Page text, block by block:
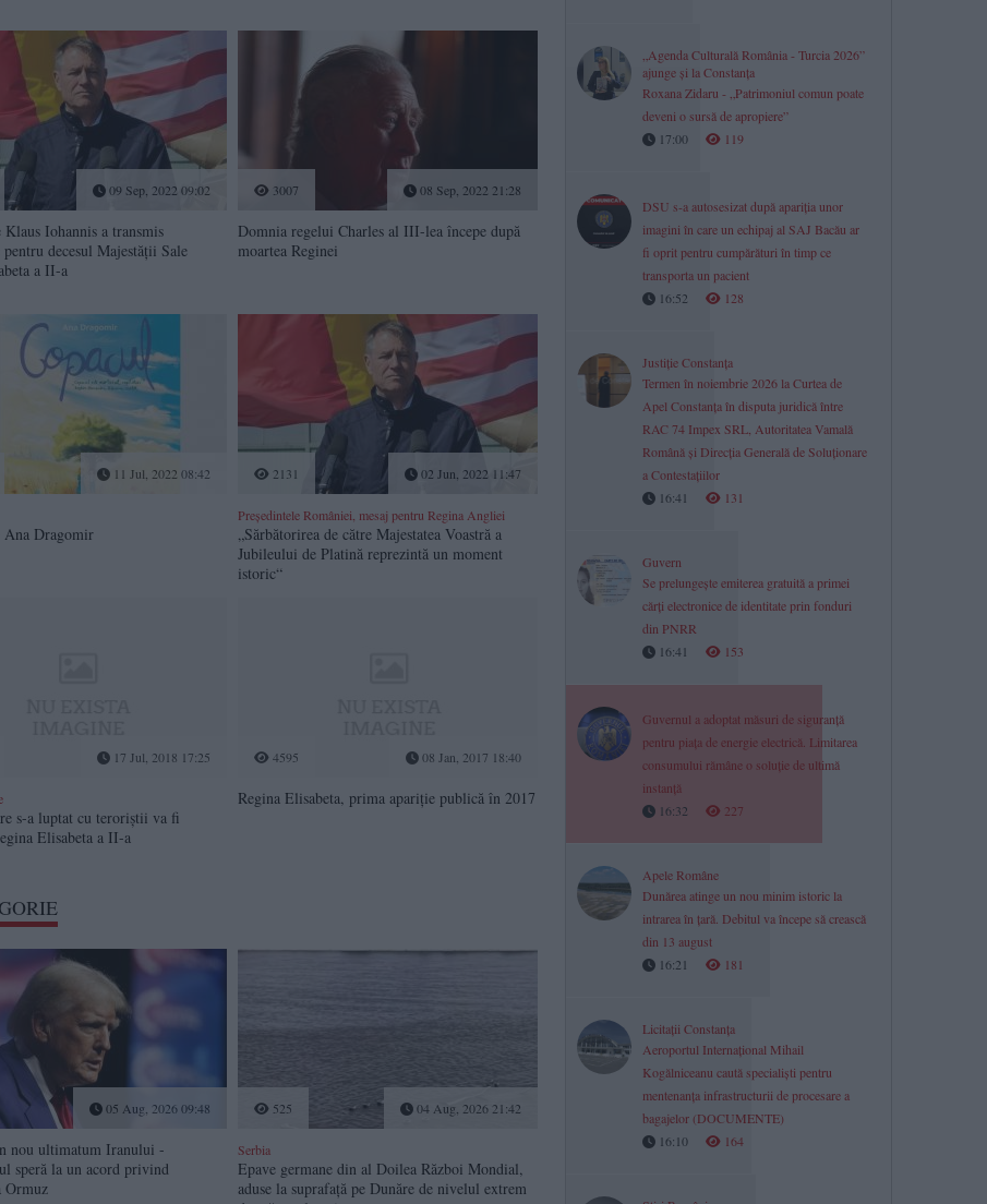
09 Sep, 2022 09:02
Klaus Iohannis a transmis
pentru decesul Majestății Sale
a II-a
3007 08 Sep, 2022 21:28
Domnia regelui Charles al III-lea începe după
moartea Reginei
11 Jul, 2022 08:42
Ana Dragomir
2131 02 Jun, 2022 11:47
Președintele României, mesaj pentru Regina Angliei
„Sărbătorirea de către Majestatea Voastră a
Jubileului de Platină reprezintă un moment
istoric“
17 Jul, 2018 17:25
s-a luptat cu teroriştii va fi
Elisabeta a II-a
4595 08 Jan, 2017 18:40
Regina Elisabeta, prima apariție publică în 2017
05 Aug, 2026 09:48
nou ultimatum Iranului -
speră la un acord privind
Ormuz
525 04 Aug, 2026 21:42
Serbia
Epave germane din al Doilea Război Mondial,
aduse la suprafață pe Dunăre de nivelul extrem
„Agenda Culturală România - Turcia 2026”
ajunge și la Constanța
Roxana Zidaru - „Patrimoniul comun poate
deveni o sursă de apropiere”
17:00
119
DSU s-a autosesizat după apariția unor
imagini în care un echipaj al SAJ Bacău ar
fi oprit pentru cumpărături în timp ce
transporta un pacient
16:52
128
Justiție Constanța
Termen în noiembrie 2026 la Curtea de
Apel Constanța în disputa juridică între
RAC 74 Impex SRL, Autoritatea Vamală
Română și Direcția Generală de Soluționare
a Contestațiilor
16:41
131
Guvern
Se prelungește emiterea gratuită a primei
cărți electronice de identitate prin fonduri
din PNRR
16:41
153
Guvernul a adoptat măsuri de siguranță
pentru piața de energie electrică. Limitarea
consumului rămâne o soluție de ultimă
instanță
16:32
227
Apele Române
Dunărea atinge un nou minim istoric la
intrarea în țară. Debitul va începe să crească
din 13 august
16:21
181
Licitații Constanța
Aeroportul Internațional Mihail
Kogălniceanu caută specialiști pentru
mentenanța infrastructurii de procesare a
bagajelor (DOCUMENTE)
16:10
164